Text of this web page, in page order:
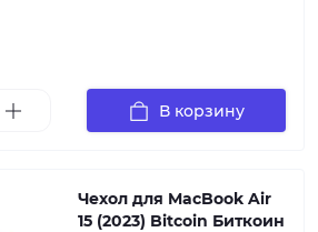
В корзину
Чехол для MacBook Air
15 (2023) Bitcoin Биткоин